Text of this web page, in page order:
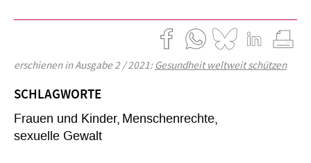
erschienen in Ausgabe 2 / 2021: Gesundheit weltweit schützen
SCHLAGWORTE
Frauen und Kinder Menschenrechte
sexuelle Gewalt